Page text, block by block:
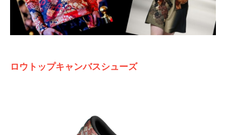
ロウトップキャンバスシューズ